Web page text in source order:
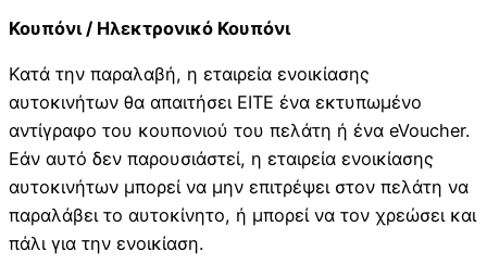
Κουπόνι / Ηλεκτρονικό Κουπόνι
Κατά την παραλαβή, η εταιρεία ενοικίασης
αυτοκινήτων θα απαιτήσει ΕΙΤΕ ένα εκτυπωμένο
αντίγραφο του κουπονιού του πελάτη ή ένα eVoucher.
Εάν αυτό δεν παρουσιάστεί, η εταιρεία ενοικίασης
αυτοκινήτων μπορεί να μην επιτρέψει στον πελάτη να
παραλάβει το αυτοκίνητο, ή μπορεί να τον χρεώσει και
πάλι για την ενοικίαση.